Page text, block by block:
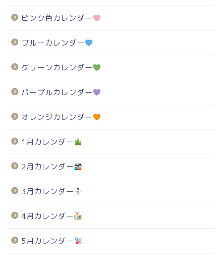
ピンク色カレンダー
ブルーカレンダー
グリーンカレンダー
パープルカレンダー
オレンジカレンダー
1月カレンダー
2月カレンダー
3月カレンダー
4月カレンダー
5月カレンダー